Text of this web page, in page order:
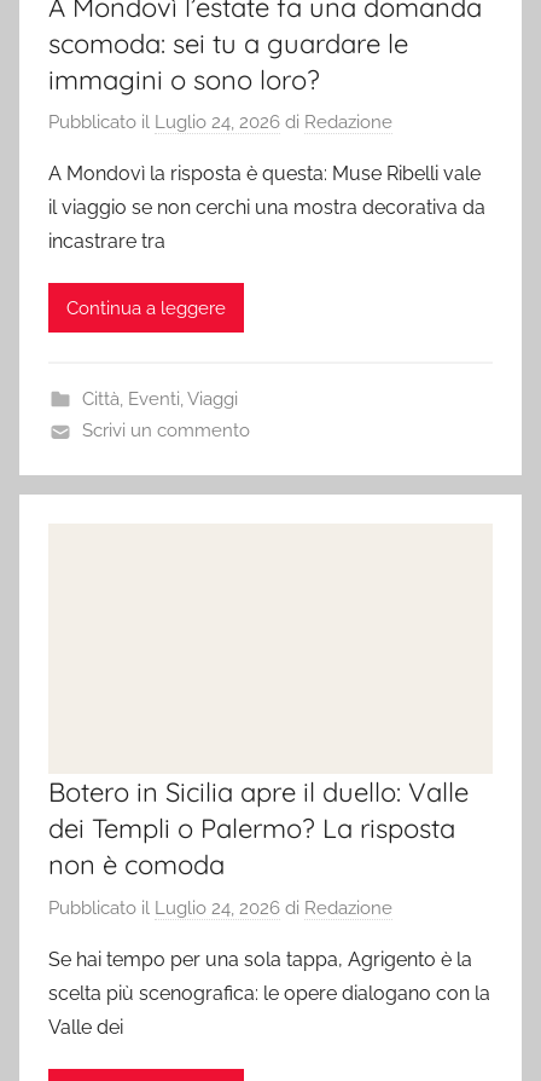
A Mondovì l’estate fa una domanda
scomoda: sei tu a guardare le
immagini o sono loro?
Pubblicato il Luglio 24, 2026 di Redazione
A Mondovì la risposta è questa: Muse Ribelli vale
il viaggio se non cerchi una mostra decorativa da
incastrare tra
Continua a leggere
Città, Eventi,Viaggi
Scrivi un commento
Botero in Sicilia apre il duello: Valle
dei Templi o Palermo? La risposta
non è comoda
Pubblicato il Luglio 24, 2026 di Redazione
Se hai tempo per una sola tappa, Agrigento è la
scelta più scenografica: le opere dialogano con la
Valle dei